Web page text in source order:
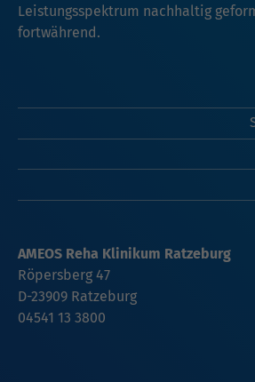
Leistungsspektrum nachhaltig
fortwährend.
AMEOS Reha Klinikum Ratzeburg
Röpersberg 47
D-23909 Ratzeburg
04541 13 3800